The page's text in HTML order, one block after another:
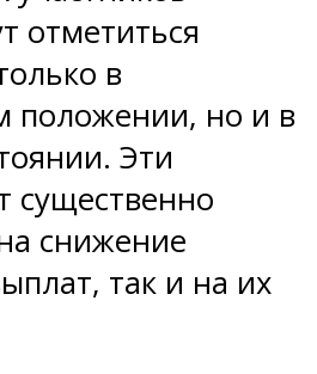
отметиться
в
положении, но и в
Эти
существенно
снижение
так и на их